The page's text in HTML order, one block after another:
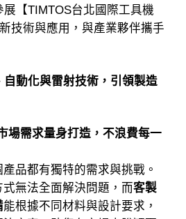
展【TIMTOS台北國際工具機
技術與應用，與產業夥伴攜手
動化與雷射技術，引領製造
場需求量身打造，不浪費每一
品都有獨特的需求與挑戰。
無法全面解決問題，而客製
能根據不同材料與設計要求，